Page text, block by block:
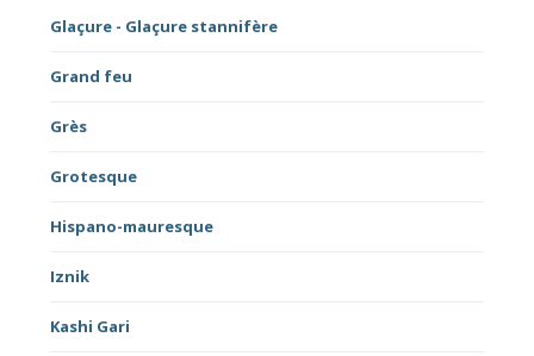
Glaçure - Glaçure stannifère
Grand feu
Grès
Grotesque
Hispano-mauresque
Iznik
Kashi Gari